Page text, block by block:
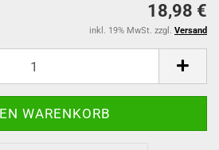
18,98 €
inkl. 19% MwSt. zzgl. Versand